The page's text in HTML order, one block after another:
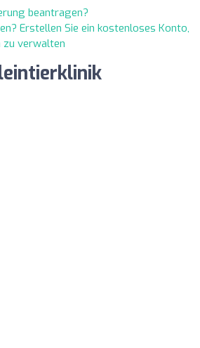
beantragen?
Erstellen Sie ein kostenloses Konto,
zu verwalten